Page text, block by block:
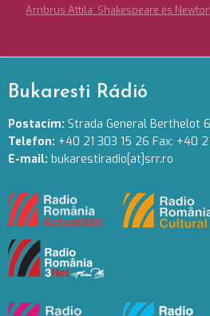
Ambrus Attila: Shakespeare és Newton
Bukaresti Rádió
Postacím: Strada General Berthelot
Telefon: +40 21 303 15 26 Fax: +40
E-mail: bukarestiradio[at]srr.ro